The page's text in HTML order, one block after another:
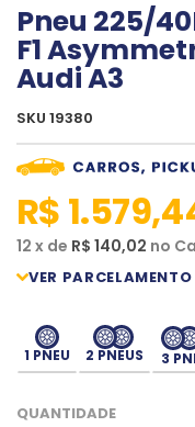
Pneu 225/
F1
Audi A3
SKU 19380
R$
12 x de R$ 140,02 no
1 PNEU 2 PNEUS 3
QUANTIDADE